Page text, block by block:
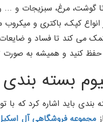
تا گوشت، مرغ، سبزیجات و
انواع کپک، باکتری و
می کند تا فساد و
حفظ کنید و همیشه به صورت
بسته بندی
بندی باید اشاره کرد
مجموعه فروشگاهی آل